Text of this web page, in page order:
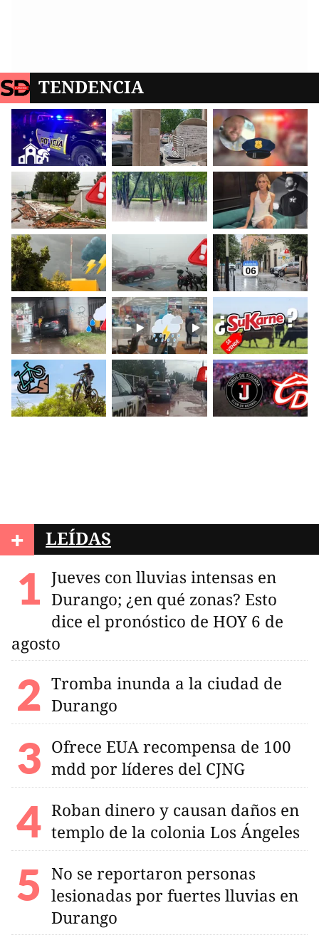
TENDENCIA
+ LEÍDAS
Jueves con lluvias intensas en
Durango; ¿en qué zonas? Esto
dice el pronóstico de HOY 6 de
agosto
Tromba inunda a la ciudad de
Durango
Ofrece EUA recompensa de 100
mdd por líderes del CJNG
Roban dinero y causan daños en
templo de la colonia Los Ángeles
No se reportaron personas
lesionadas por fuertes lluvias en
Durango